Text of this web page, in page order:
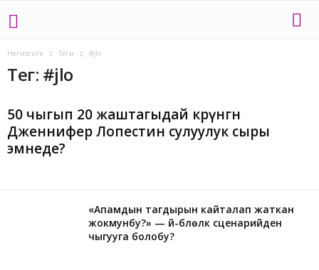
Негизгиге Теги #jlo
Тег: #jlo
50 чыгып 20 жаштагыдай көрүнгөн
Дженнифер Лопестин сулуулук сыры
эмнеде?
«Апамдын тагдырын кайталап жаткан
жокмунбу?» — үй-бүлөлүк сценарийден
чыгууга болобу?